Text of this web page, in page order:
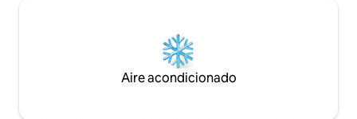
Aire acondicionado